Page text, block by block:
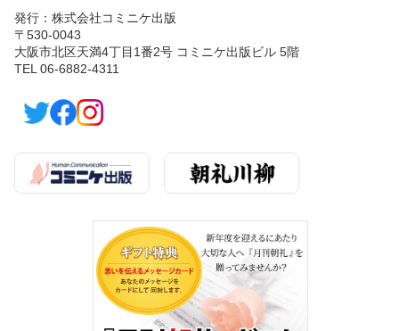
発行：株式会社コミニケ出版
〒530-0043
大阪市北区天満4丁目1番2号 コミニケ出版ビル 5階
TEL 06-6882-4311